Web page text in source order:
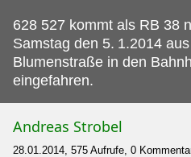
628 527 kommt als RB 38
Samstag den 5. 1.2014
Blumenstraße in den
eingefahren.
Andreas Strobel
28.01.2014, 575 Aufrufe, 0